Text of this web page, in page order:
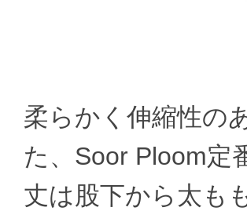
柔らかく伸縮性の
た、Soor Ploom
丈は股下から太も